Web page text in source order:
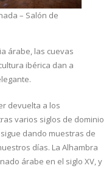
– Salón de
árabe, las cuevas
ibérica dan a
devuelta a los
varios siglos de dominio
dando muestras de
días. La Alhambra
árabe en el siglo XV, y